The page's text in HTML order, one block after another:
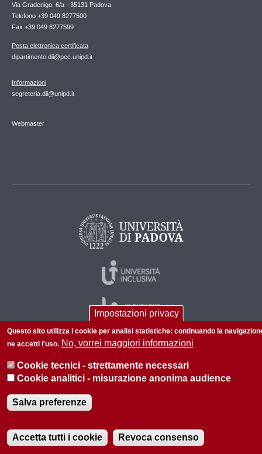
Via Gradenigo, 6/a - 35131 Padova
Telefono +39 049 8277500
Fax +39 049 8277599
Posta elettronica certificata
dipartimento.dii@pec.unipd.it
Informazioni
segreteria.dii@unipd.it
Webmaster
© 2026 Università di Padova - Tutti i diritti riservati
P.I. 00742430283 C.F. 80006480281
Amministrazione trasparente
Impostazioni privacy
Questo sito utilizza i cookie per analisi statistiche: continuando la
ne accetti l'uso. No, vorrei maggiori informazioni
Cookie tecnici - strettamente necessari
Cookie analitici - misurazione anonima audience
Salva preferenze
Accetta tutti i cookie Revoca consenso